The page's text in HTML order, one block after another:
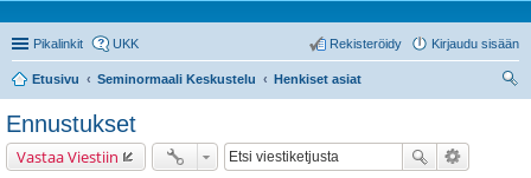
Pikalinkit UKK Kirjaudu sisään
Rekisteröidy
Etusivu Seminormaali Keskustelu
Henkiset asiat
Ennustukset
Vastaa Viestiin